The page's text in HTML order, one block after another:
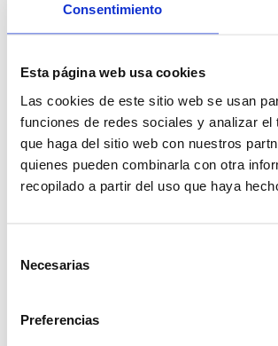
Consentimiento
Esta página web usa cookies
Las cookies de este sitio web se usan
funciones de redes sociales y analizar
que haga del sitio web con nuestros
quienes pueden combinarla con otra
recopilado a partir del uso que haya
Necesarias
Preferencias
Guía de masajes eróticos, el arte de
Trilogía (sexualidad taoísta): La
multiorgásmica, el hombre
pareja multiorgásmica.
Entre mis labios, mi clítoris:
órgano misterioso.
Es una amable invitación a conocer